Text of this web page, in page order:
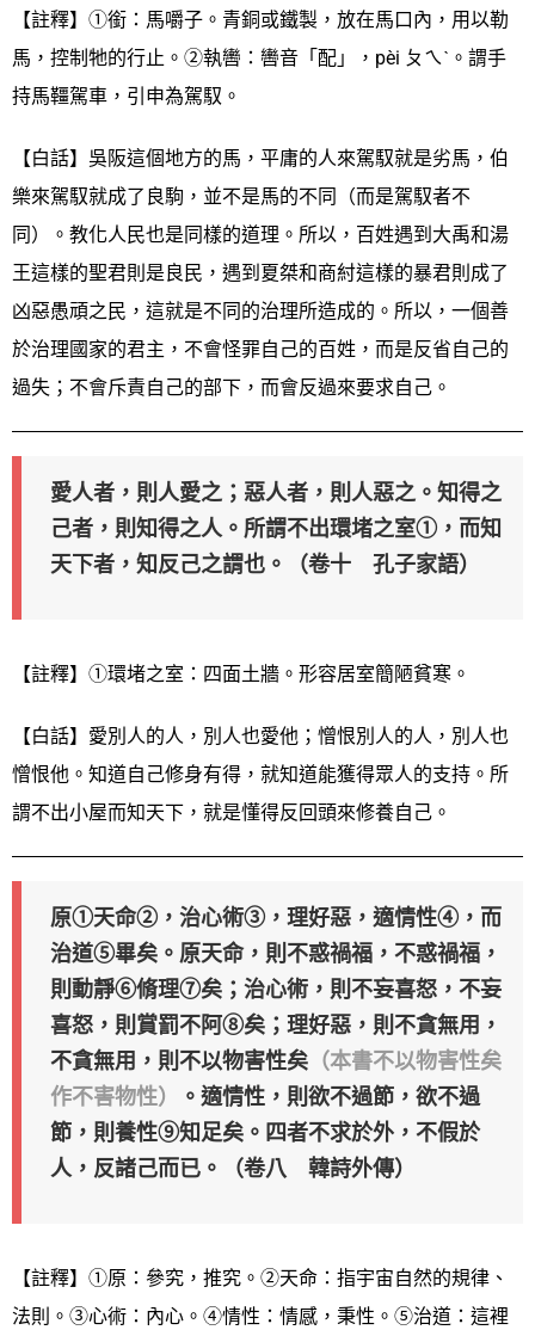
【註釋】①銜：馬嚼子。青銅或鐵製，放在馬口內，用以勒
馬，控制牠的行止。②執轡：轡音「配」，pèi ㄆㄟˋ。謂手
持馬韁駕車，引申為駕馭。
【白話】吳阪這個地方的馬，平庸的人來駕馭就是劣馬，伯
樂來駕馭就成了良駒，並不是馬的不同（而是駕馭者不
同）。教化人民也是同樣的道理。所以，百姓遇到大禹和湯
王這樣的聖君則是良民，遇到夏桀和商紂這樣的暴君則成了
凶惡愚頑之民，這就是不同的治理所造成的。所以，一個善
於治理國家的君主，不會怪罪自己的百姓，而是反省自己的
過失；不會斥責自己的部下，而會反過來要求自己。
愛人者，則人愛之；惡人者，則人惡之。知得之
己者，則知得之人。所謂不出環堵之室①，而知
天下者，知反己之謂也。（卷十 孔子家語）
【註釋】①環堵之室：四面土牆。形容居室簡陋貧寒。
【白話】愛別人的人，別人也愛他；憎恨別人的人，別人也
憎恨他。知道自己修身有得，就知道能獲得眾人的支持。所
謂不出小屋而知天下，就是懂得反回頭來修養自己。
原①天命②，治心術③，理好惡，適情性④，而
治道⑤畢矣。原天命，則不惑禍福，不惑禍福，
則動靜⑥脩理⑦矣；治心術，則不妄喜怒，不妄
喜怒，則賞罰不阿⑧矣；理好惡，則不貪無用，
不貪無用，則不以物害性矣 （本書不以物害性矣
作不害物性）
。適情性，則欲不過節，欲不過
節，則養性⑨知足矣。四者不求於外，不假於
人，反諸己而已。（卷八 韓詩外傳）
【註釋】①原：參究，推究。②天命：指宇宙自然的規律、
法則。③心術：內心。④情性：情感，秉性。⑤治道：這裡